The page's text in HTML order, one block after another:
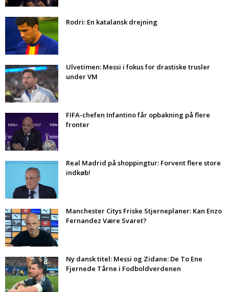
Rodri: En katalansk drejning
Ulvetimen: Messi i fokus for drastiske trusler
under VM
FIFA-chefen Infantino får opbakning på flere
fronter
Real Madrid på shoppingtur: Forvent flere store
indkøb!
Manchester Citys Friske Stjerneplaner: Kan Enzo
Fernandez Være Svaret?
Ny dansk titel: Messi og Zidane: De To Ene
Fjernede Tårne i Fodboldverdenen